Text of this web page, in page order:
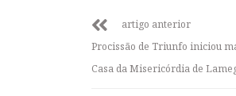
artigo anterior
Procissão de Triunfo iniciou
Casa da Misericórdia de